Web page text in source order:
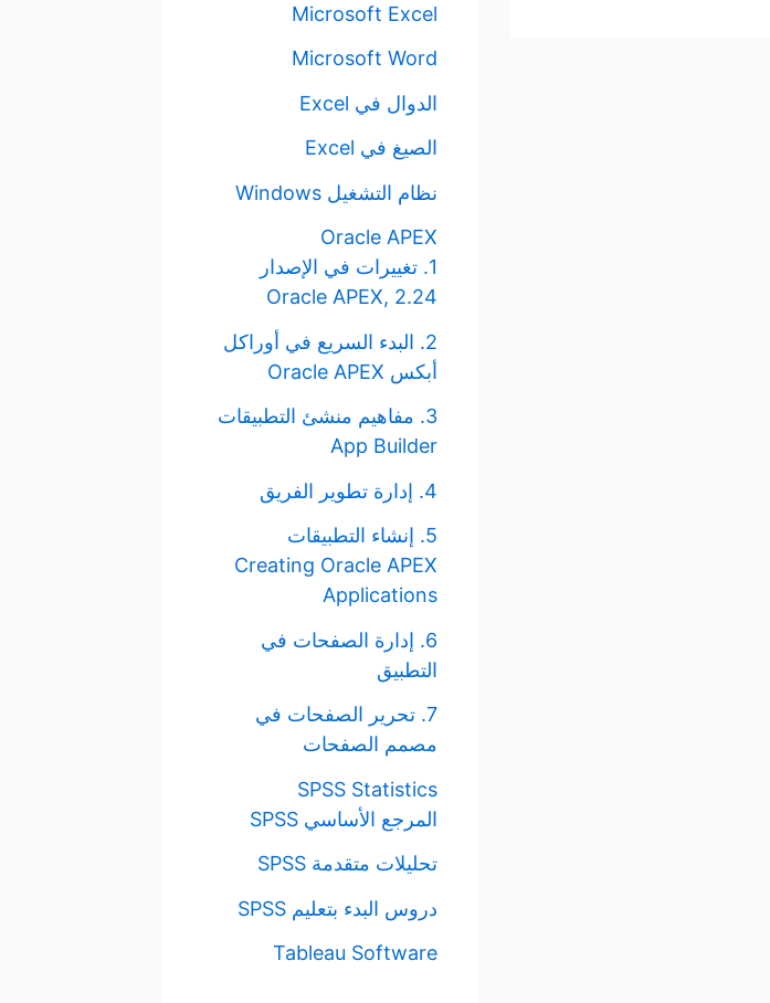
Microsoft Excel
Microsoft Word
الدوال في Excel
الصيغ في Excel
نظام التشغيل Windows
Oracle APEX
1. تغييرات في الإصدار
Oracle APEX, 2.24
2. البدء السريع في أوراكل
أبكس Oracle APEX
3. مفاهيم منشئ التطبيقات
App Builder
4. إدارة تطوير الفريق
5. إنشاء التطبيقات
Creating Oracle APEX
Applications
6. إدارة الصفحات في
التطبيق
7. تحرير الصفحات في
مصمم الصفحات
SPSS Statistics
المرجع الأساسي SPSS
تحليلات متقدمة SPSS
دروس البدء بتعليم SPSS
Tableau Software